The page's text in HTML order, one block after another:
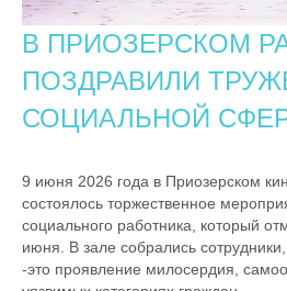
В ПРИОЗЕРСКОМ
ПОЗДРАВИЛИ
СОЦИАЛЬНОЙ
9 июня 2026 года в Приозерском
состоялось торжественное
социального работника, который
июня. В зале собрались
-это проявление милосердия,